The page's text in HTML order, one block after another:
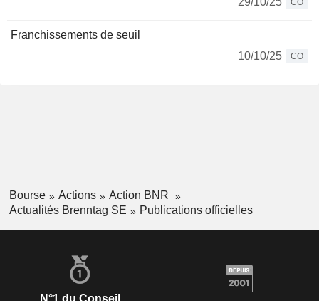
CO
Franchissements de seuil
10/10/25
CO
Bourse Actions
Action BNR
Actualités Brenntag SE
Publications officielles
N°1 du Conseil